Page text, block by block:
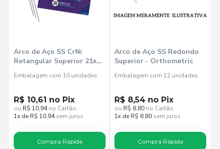
Arco de Aço SS CrNi
Retangular Superior 21x25
Embalagem com 10 unidades.
R$ 10,61 no Pix
ou R$ 10,94no Cartão
1x de R$ 10,94sem juros
Compra Rápida
Arco de Aço SS Redondo
Superior - Orthometric
Embalagem com 12 unidades
R$ 8,54 no Pix
ou R$ 8,80 no Cartão
1x de R$ 8,80 sem juros
Compra Rápida